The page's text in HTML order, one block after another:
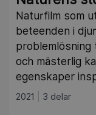
Naturfilm som
beteenden i
och mästerlig
egenskaper
2021 3 delar